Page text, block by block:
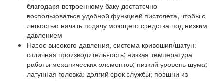
благодаря встроенному баку достаточно
воспользоваться удобной функцией пистолета, чтобы с
легкостью начать подачу моющего средства под низким
давлением
Насос высокого давления, система кривошип/шатун:
отличная производительность; низкая температура
работы механических элементов; низкий уровень шума;
латунная головка: долгий срок службы; поршни из